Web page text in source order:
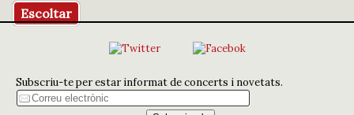
Escoltar
Subscriu-te per estar informat de concerts i novetats.